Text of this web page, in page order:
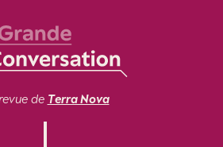
de Terra Nova